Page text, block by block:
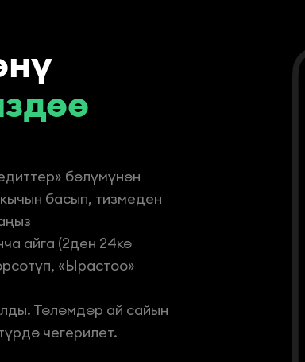
бөлүмүнөн
басып, тизмеден
айга (2ден 24кө
«Ырастоо»
Төлөмдөр ай сайын
чегерилет.